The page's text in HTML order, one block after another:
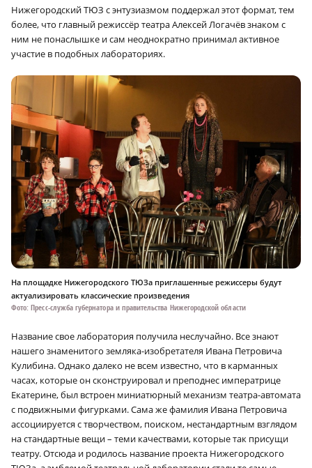
Нижегородский ТЮЗ с энтузиазмом поддержал этот формат, тем
более, что главный режиссёр театра Алексей Логачёв знаком с
ним не понаслышке и сам неоднократно принимал активное
участие в подобных лабораториях.
На площадке Нижегородского ТЮЗа приглашенные режиссеры будут
актуализировать классические произведения
Фото: Пресс-служба губернатора и правительства Нижегородской области
Название свое лаборатория получила неслучайно. Все знают
нашего знаменитого земляка-изобретателя Ивана Петровича
Кулибина. Однако далеко не всем известно, что в карманных
часах, которые он сконструировал и преподнес императрице
Екатерине, был встроен миниатюрный механизм театра-автомата
с подвижными фигурками. Сама же фамилия Ивана Петровича
ассоциируется с творчеством, поиском, нестандартным взглядом
на стандартные вещи – теми качествами, которые так присущи
театру. Отсюда и родилось название проекта Нижегородского